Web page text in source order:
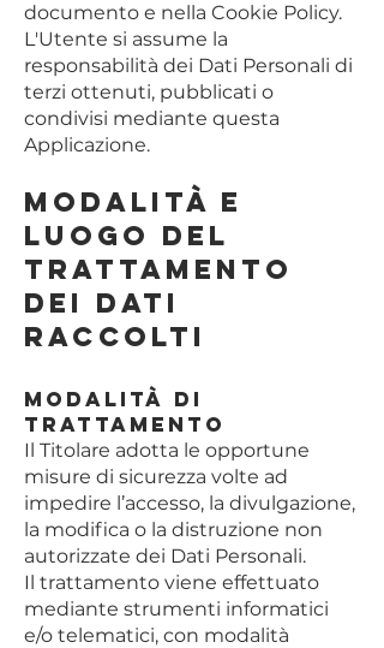
documento e nella Cookie Policy.
L'Utente si assume la
responsabilità dei Dati Personali di
terzi ottenuti, pubblicati o
condivisi mediante questa
Applicazione.
Modalità e
luogo del
trattamento
dei Dati
raccolti
Modalità di
trattamento
Il Titolare adotta le opportune
misure di sicurezza volte ad
impedire l’accesso, la divulgazione,
la modifica o la distruzione non
autorizzate dei Dati Personali.
Il trattamento viene effettuato
mediante strumenti informatici
e/o telematici, con modalità